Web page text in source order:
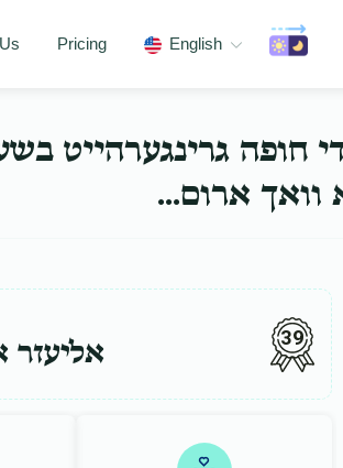
Pricing English
חופה גרינגערהייט
וואך ארום...
אליעזר 39